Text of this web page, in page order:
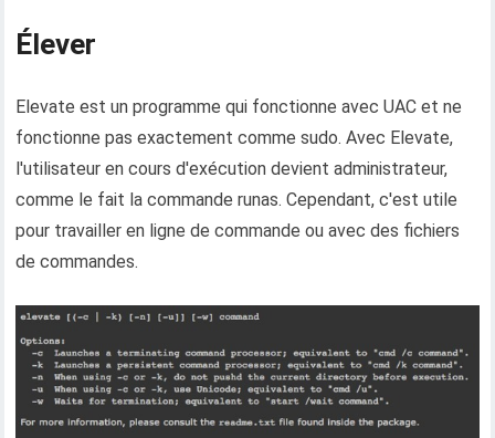
Élever
Elevate est un programme qui fonctionne avec UAC et ne
fonctionne pas exactement comme sudo. Avec Elevate,
l'utilisateur en cours d'exécution devient administrateur,
comme le fait la commande runas. Cependant, c'est utile
pour travailler en ligne de commande ou avec des fichiers
de commandes.